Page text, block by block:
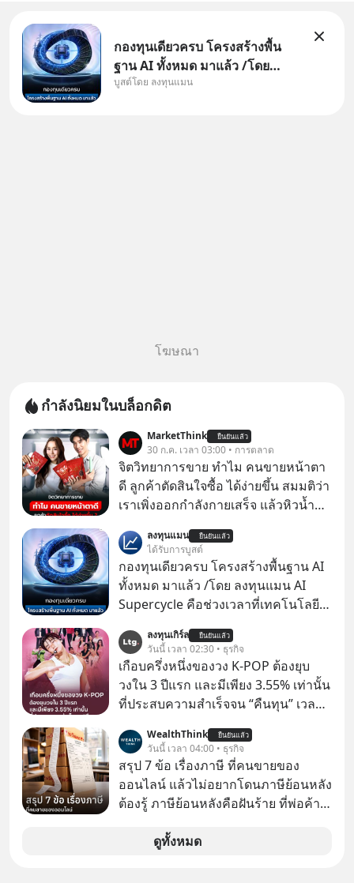
กองทุนเดียวครบ โครงสร้างพื้น
ฐาน AI ทั้งหมด มาแล้ว /โดย
ลงทุนแมน AI Supercycle คือช่วง
บูสต์โดย ลงทุนแมน
โฆษณา
กำลังนิยมในบล็อกดิต
MarketThink ยืนยันแล้ว
30 ก.ค. เวลา 03:00 • การตลาด
จิตวิทยาการขาย ทำไม คนขายหน้าตา
ดี ลูกค้าตัดสินใจซื้อ ได้ง่ายขึ้น สมมติว่า
เราเพิ่งออกกำลังกายเสร็จ แล้วหิวน้ำ
ขายของเหมือนกันทุกอย่าง
ลงทุนแมน ยืนยันแล้ว
ได้รับการบูสต์
กองทุนเดียวครบ โครงสร้างพื้นฐาน AI
ทั้งหมด มาแล้ว /โดย ลงทุนแมน AI
Supercycle คือช่วงเวลาที่เทคโนโลยี
เคลื่อนหลัก ของการเติบโตทาง
เศรษฐกิจ และวิถีชีวิตของผู้คนอย่าง
ยาวนานต่อจากนี้
ลงทุนเกิร์ล ยืนยันแล้ว
วันนี้ เวลา 02:30 • ธุรกิจ
เกือบครึ่งหนึ่งของวง K-POP ต้องยุบ
วงใน 3 ปีแรก และมีเพียง 3.55% เท่านั้น
ที่ประสบความสำเร็จจน “คืนทุน” เวลา
เห็นภาพความสำเร็จที่หรูหรา คอนเสิร์ต
สเกลใหญ่ระดับสเตเดียม และยอดขา
ยอัลบัมถล่มทลายจากวงตัวท็อปอย่าง
BTS, BLACKPINK หรือ SEVENTEEN
WealthThink ยืนยันแล้ว
วันนี้ เวลา 04:00 • ธุรกิจ
สรุป 7 ข้อ เรื่องภาษี ที่คนขายของ
ออนไลน์ แล้วไม่อยากโดนภาษีย้อนหลัง
ต้องรู้ ภาษีย้อนหลังคือฝันร้าย ที่พ่อค้า
ดูทั้งหมด